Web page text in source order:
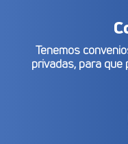
Tenemos
privadas, para